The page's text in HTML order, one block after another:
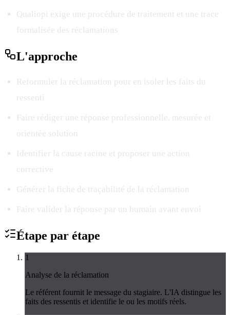
Qualiopi exige une procédure de traitement et une trace
formalisée des réclamations
L'approche
Reformuler la réclamation pour en isoler les faits du
ressenti
Faire rédiger une réponse professionnelle, mesurée et
orientée solution
Identifier la cause racine et proposer une action
corrective
Générer la fiche de traçabilité de la réclamation
Faire valider la réponse par un humain avant envoi
Étape par étape
1
Analyse de la réclamation
Le référent fournit le message du stagiaire. L'IA distingue les
faits des ressentis et identifie le ou les motifs réels.